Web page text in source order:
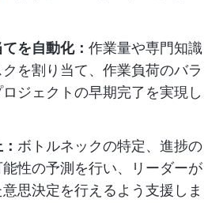
を自動化： 作業量や専門知識
を割り当て、作業負荷のバラ
ジェクトの早期完了を実現し
ボトルネックの特定、進捗の
性の予測を行い、リーダーが
思決定を行えるよう支援しま